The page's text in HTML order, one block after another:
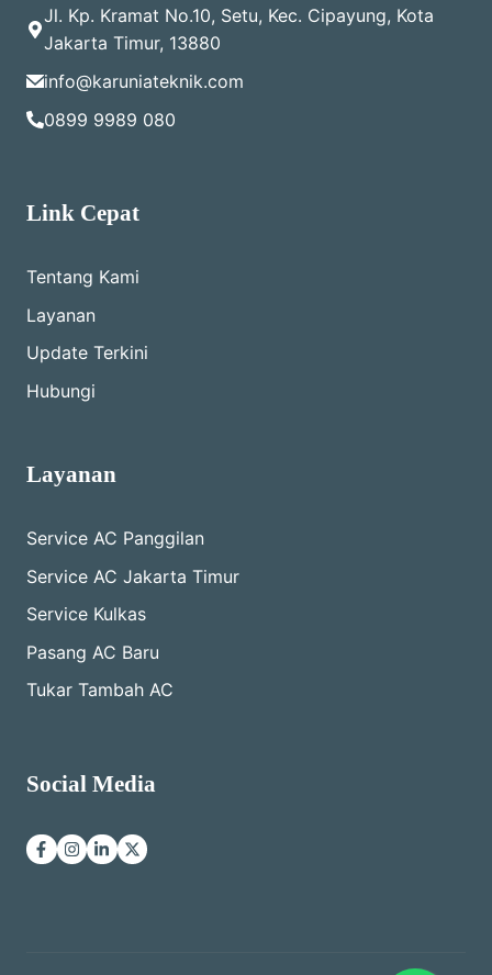
Jl. Kp. Kramat No.10, Setu, Kec. Cipayung, Kota
Jakarta Timur, 13880
info@karuniateknik.com
0899 9989 080
Link Cepat
Tentang Kami
Layanan
Update Terkini
Hubungi
Layanan
Service AC Panggilan
Service AC Jakarta Timur
Service Kulkas
Pasang AC Baru
Tukar Tambah AC
Social Media